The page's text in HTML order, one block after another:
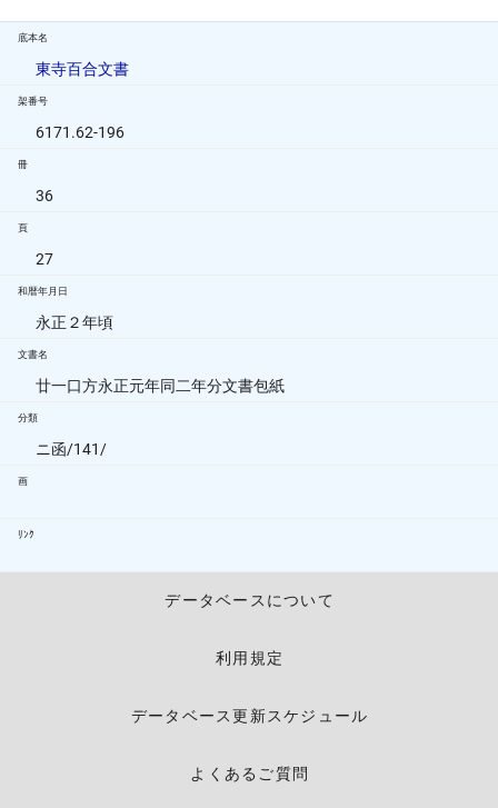
底本名
東寺百合文書
架番号
6171.62-196
冊
36
頁
27
和暦年月日
永正２年頃
文書名
廿一口方永正元年同二年分文書包紙
分類
ニ函/141/
画
ﾘﾝｸ
データベースについて
利用規定
データベース更新スケジュール
よくあるご質問